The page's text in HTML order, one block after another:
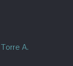
A.